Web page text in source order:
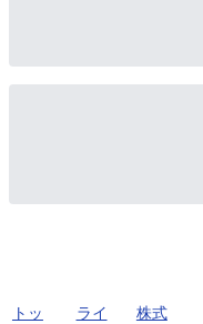
トッ
ライ
株式